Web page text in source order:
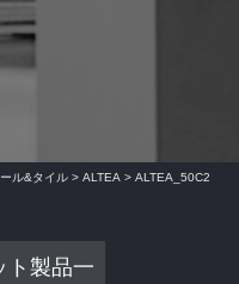
ル&タイル > ALTEA > ALTEA_50C2
ト製品一